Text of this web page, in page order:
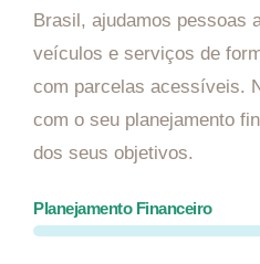
Brasil, ajudamos pessoas
veículos e serviços de
com parcelas acessíveis.
com o seu planejamento
dos seus objetivos.
Planejamento Financeiro